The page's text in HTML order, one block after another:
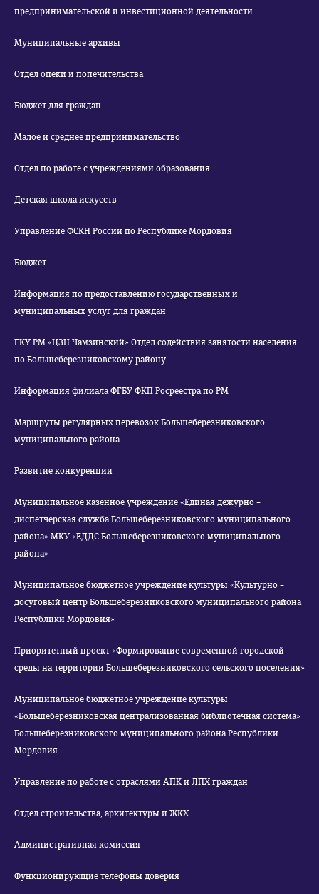
предпринимательской и инвестиционной деятельности
Муниципальные архивы
Отдел опеки и попечительства
Бюджет для граждан
Малое и среднее предпринимательство
Отдел по работе с учреждениями образования
Детская школа искусств
Управление ФСКН России по Республике Мордовия
Бюджет
Информация по предоставлению государственных и
муниципальных услуг для граждан
ГКУ РМ «ЦЗН Чамзинский» Отдел содействия занятости населения
по Большеберезниковскому району
Информация филиала ФГБУ ФКП Росреестра по РМ
Маршруты регулярных перевозок Большеберезниковского
муниципального района
Развитие конкуренции
Муниципальное казенное учреждение «Единая дежурно –
диспетчерская служба Большеберезниковского муниципального
района» МКУ «ЕДДС Большеберезниковского муниципального
района»
Муниципальное бюджетное учреждение культуры «Культурно –
досуговый центр Большеберезниковского муниципального района
Республики Мордовия»
Приоритетный проект «Формирование современной городской
среды на территории Большеберезниковского сельского поселения»
Муниципальное бюджетное учреждение культуры
«Большеберезниковская централизованная библиотечная система»
Большеберезниковского муниципального района Республики
Мордовия
Управление по работе с отраслями АПК и ЛПХ граждан
Отдел строительства, архитектуры и ЖКХ
Административная комиссия
Функционирующие телефоны доверия